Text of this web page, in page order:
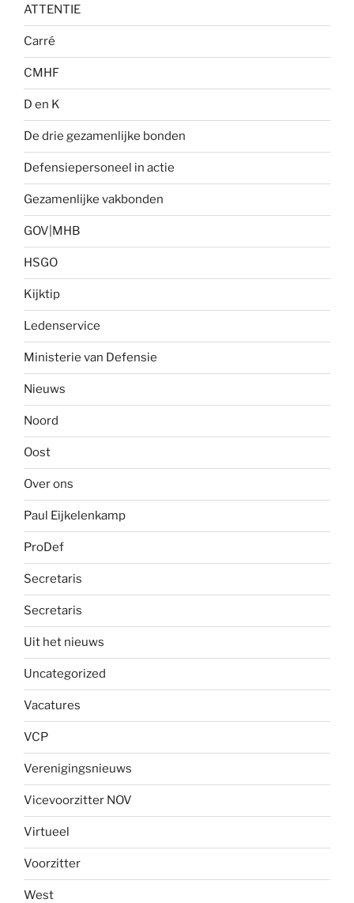
ATTENTIE
Carré
CMHF
D en K
De drie gezamenlijke bonden
Defensiepersoneel in actie
Gezamenlijke vakbonden
GOV|MHB
HSGO
Kijktip
Ledenservice
Ministerie van Defensie
Nieuws
Noord
Oost
Over ons
Paul Eijkelenkamp
ProDef
Secretaris
Secretaris
Uit het nieuws
Uncategorized
Vacatures
VCP
Verenigingsnieuws
Vicevoorzitter NOV
Virtueel
Voorzitter
West